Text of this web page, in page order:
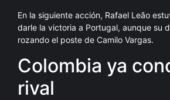
En la siguiente acción, Rafael Leão
darle la victoria a Portugal, aunque su
rozando el poste de Camilo Vargas.
Colombia ya
rival